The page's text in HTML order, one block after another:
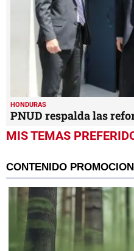
HONDURAS
PNUD respalda las
MIS TEMAS